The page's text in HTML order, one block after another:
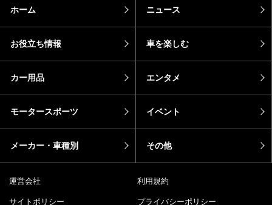
ホーム ニュース
お役立ち情報 車を楽しむ
カー用品 エンタメ
モータースポーツ イベント
メーカー・車種別 その他
運営会社 利用規約
サイトポリシー プライバシーポリシー